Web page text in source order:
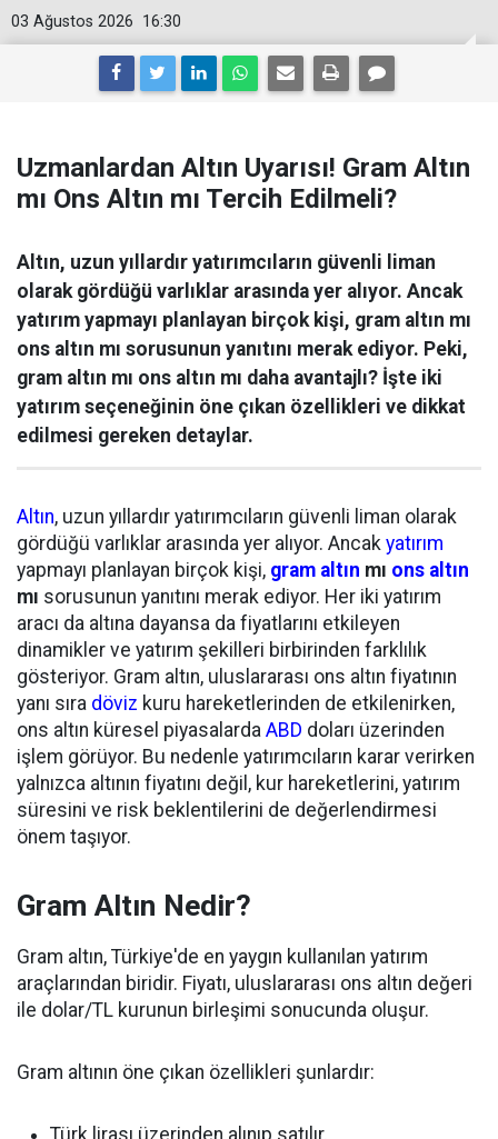
16:30
03 Ağustos 2026
Uzmanlardan Altın Uyarısı! Gram Altın
mı Ons Altın mı Tercih Edilmeli?
Altın, uzun yıllardır yatırımcıların güvenli liman
olarak gördüğü varlıklar arasında yer alıyor. Ancak
yatırım yapmayı planlayan birçok kişi, gram altın mı
ons altın mı sorusunun yanıtını merak ediyor. Peki,
gram altın mı ons altın mı daha avantajlı? İşte iki
yatırım seçeneğinin öne çıkan özellikleri ve dikkat
edilmesi gereken detaylar.
Altın, uzun yıllardır yatırımcıların güvenli liman olarak
gördüğü varlıklar arasında yer alıyor. Ancak yatırım
yapmayı planlayan birçok kişi, gram altın mı ons altın
mı sorusunun yanıtını merak ediyor. Her iki yatırım
aracı da altına dayansa da fiyatlarını etkileyen
dinamikler ve yatırım şekilleri birbirinden farklılık
gösteriyor. Gram altın, uluslararası ons altın fiyatının
yanı sıra döviz kuru hareketlerinden de etkilenirken,
ons altın küresel piyasalarda ABD doları üzerinden
işlem görüyor. Bu nedenle yatırımcıların karar verirken
yalnızca altının fiyatını değil, kur hareketlerini, yatırım
süresini ve risk beklentilerini de değerlendirmesi
önem taşıyor.
Gram Altın Nedir?
Gram altın, Türkiye'de en yaygın kullanılan yatırım
araçlarından biridir. Fiyatı, uluslararası ons altın değeri
ile dolar/TL kurunun birleşimi sonucunda oluşur.
Gram altının öne çıkan özellikleri şunlardır:
Türk lirası üzerinden alınıp satılır.